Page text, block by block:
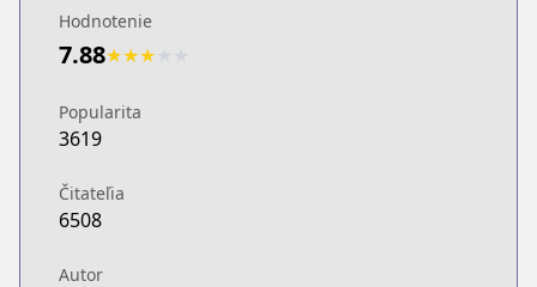
Hodnotenie
7.88★★★
Popularita
3619
Čitateľia
6508
Autor